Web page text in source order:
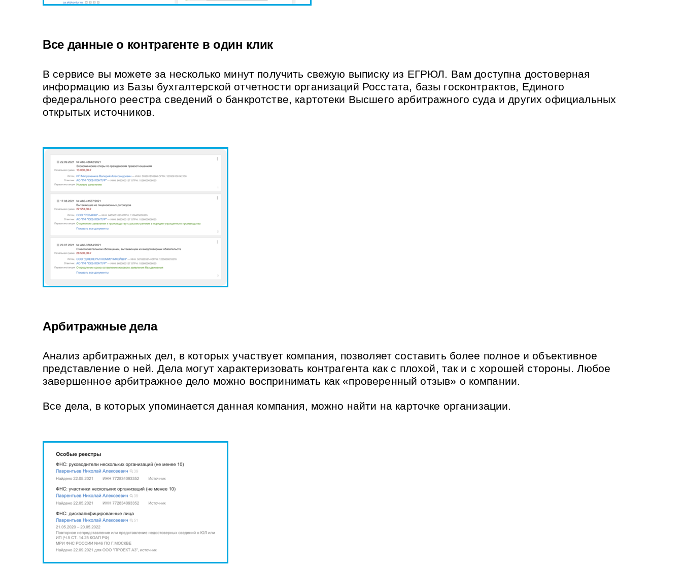
Все данные о контрагенте в один клик
В сервисе вы можете за несколько минут получить свежую выписку из ЕГРЮЛ. Вам доступна достоверная
информацию из Базы бухгалтерской отчетности организаций Росстата, базы госконтрактов, Единого
федерального реестра сведений о банкротстве, картотеки Высшего арбитражного суда и других официальных
открытых источников.
Арбитражные дела
Анализ арбитражных дел, в которых участвует компания, позволяет составить более полное и объективное
представление о ней. Дела могут характеризовать контрагента как с плохой, так и с хорошей стороны. Любое
завершенное арбитражное дело можно воспринимать как «проверенный отзыв» о компании.
Все дела, в которых упоминается данная компания, можно найти на карточке организации.